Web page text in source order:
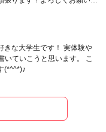
きな大学生です！ 実体験や
いていこうと思います。 こ
(*^^*)♪